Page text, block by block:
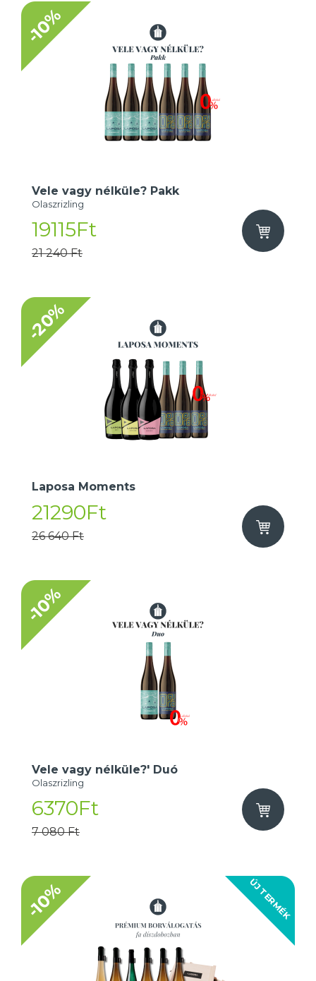
-10%
Vele vagy nélküle? Pakk
Olaszrizling
19115Ft
21 240 Ft
-20%
Laposa Moments
21290Ft
26 640 Ft
-10%
Vele vagy nélküle?' Duó
Olaszrizling
6370Ft
7 080 Ft
ÚJ TERMÉK
-10%